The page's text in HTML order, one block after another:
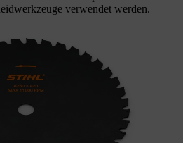
verwendet werden.